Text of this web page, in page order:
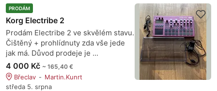
PRODÁM
Korg Electribe 2
Prodám Electribe 2 ve skvělém stavu.
Čištěný + prohlídnuty zda vše jede
jak má. Důvod prodeje je ...
4 000 Kč ~ 165,40 €
Břeclav
Martin.Kunrt
středa 5. srpna